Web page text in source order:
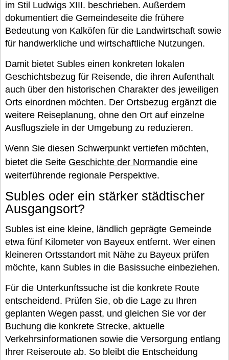
im Stil Ludwigs XIII. beschrieben. Außerdem
dokumentiert die Gemeindeseite die frühere
Bedeutung von Kalköfen für die Landwirtschaft sowie
für handwerkliche und wirtschaftliche Nutzungen.
Damit bietet Subles einen konkreten lokalen
Geschichtsbezug für Reisende, die ihren Aufenthalt
auch über den historischen Charakter des jeweiligen
Orts einordnen möchten. Der Ortsbezug ergänzt die
weitere Reiseplanung, ohne den Ort auf einzelne
Ausflugsziele in der Umgebung zu reduzieren.
Wenn Sie diesen Schwerpunkt vertiefen möchten,
bietet die Seite Geschichte der Normandie eine
weiterführende regionale Perspektive.
Subles oder ein stärker städtischer
Ausgangsort?
Subles ist eine kleine, ländlich geprägte Gemeinde
etwa fünf Kilometer von Bayeux entfernt. Wer einen
kleineren Ortsstandort mit Nähe zu Bayeux prüfen
möchte, kann Subles in die Basissuche einbeziehen.
Für die Unterkunftssuche ist die konkrete Route
entscheidend. Prüfen Sie, ob die Lage zu Ihren
geplanten Wegen passt, und gleichen Sie vor der
Buchung die konkrete Strecke, aktuelle
Verkehrsinformationen sowie die Versorgung entlang
Ihrer Reiseroute ab. So bleibt die Entscheidung